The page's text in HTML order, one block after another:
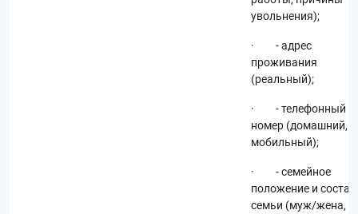
увольнения);
· - адрес
проживания
(реальный);
· - телефонный
номер (домашний,
мобильный);
· - семейное
положение и состав
семьи (муж/жена,